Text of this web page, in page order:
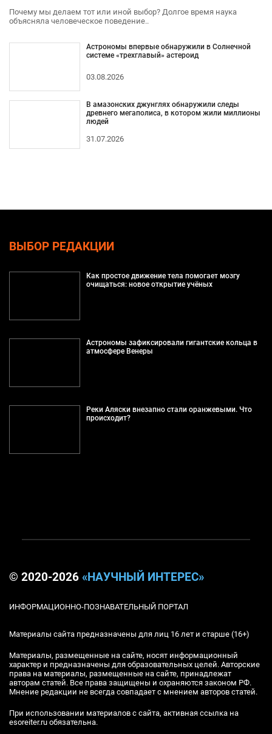
Почему мы делаем тот или иной выбор? Долгое время наука
объясняла человеческое поведение..
Астрономы впервые обнаружили в Солнечной
системе «трехглавый» астероид
03.08.2026
В амазонских джунглях обнаружили следы
древнего мегаполиса, в котором жили миллионы
людей
31.07.2026
ВЫБОР РЕДАКЦИИ
Как простое движение тела помогает мозгу
очищаться: новое открытие учёных
Астрономы зафиксировали гигантские кольца в
атмосфере Венеры
Реки Аляски внезапно стали оранжевыми. Что
происходит?
© 2020-2026 «НАУЧНЫЙ ИНТЕРЕС»
ИНФОРМАЦИОННО-ПОЗНАВАТЕЛЬНЫЙ ПОРТАЛ
Материалы сайта предназначены для лиц 16 лет и старше (16+)
Материалы, размещенные на сайте, носят информационный
характер и предназначены для образовательных целей. Авторские
права на материалы, размещенные на сайте, принадлежат
авторам статей. Все права защищены и охраняются законом РФ.
Мнение редакции не всегда совпадает с мнением авторов статей.
При использовании материалов с сайта, активная ссылка на
esoreiter.ru обязательна.